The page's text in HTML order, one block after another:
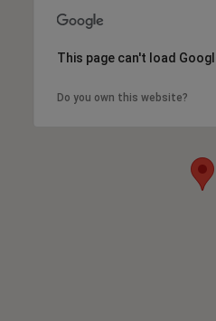
This page can't load
Do you own this website?